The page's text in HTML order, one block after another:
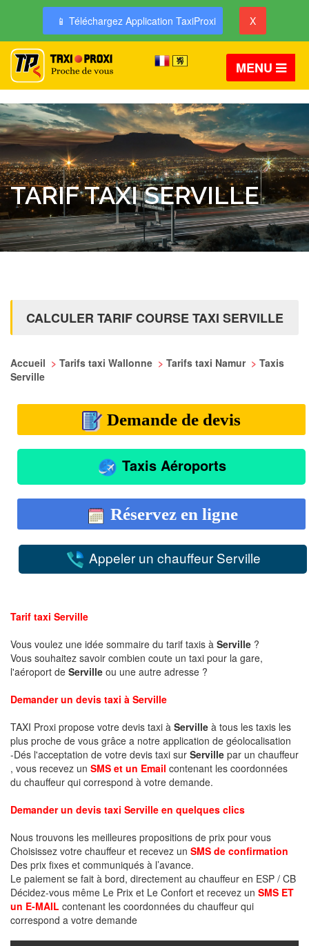
📱 Téléchargez Application TaxiProxi X
MENU
TARIF TAXI SERVILLE
CALCULER TARIF COURSE TAXI SERVILLE
Accueil > Tarifs taxi Wallonne > Tarifs taxi Namur > Taxis
Serville
Demande de devis
Taxis Aéroports
Réservez en ligne
Appeler un chauffeur Serville
Tarif taxi Serville
Vous voulez une idée sommaire du tarif taxis à Serville ?
Vous souhaitez savoir combien coute un taxi pour la gare,
l'aéroport de Serville ou une autre adresse ?
Demander un devis taxi à Serville
TAXI Proxi propose votre devis taxi à Serville à tous les taxis les
plus proche de vous grâce a notre application de géolocalisation
-Dés l'acceptation de votre devis taxi sur Serville par un chauffeur
, vous recevez un SMS et un Email contenant les coordonnées
du chauffeur qui correspond à votre demande.
Demander un devis taxi Serville en quelques clics
Nous trouvons les meilleures propositions de prix pour vous
Choisissez votre chauffeur et recevez un SMS de confirmation
Des prix fixes et communiqués à l’avance.
Le paiement se fait à bord, directement au chauffeur en ESP / CB
Décidez-vous même Le Prix et Le Confort et recevez un SMS ET
un E-MAIL contenant les coordonnées du chauffeur qui
correspond a votre demande